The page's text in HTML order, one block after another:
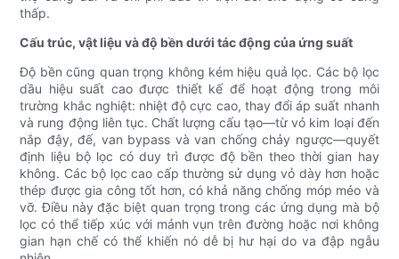
thấp.
Cấu trúc, vật liệu và độ bền dưới tác động của ứng suất
Độ bền cũng quan trọng không kém hiệu quả lọc. Các bộ lọc
dầu hiệu suất cao được thiết kế để hoạt động trong môi
trường khắc nghiệt: nhiệt độ cực cao, thay đổi áp suất nhanh
và rung động liên tục. Chất lượng cấu tạo—từ vỏ kim loại đến
nắp đậy, đế, van bypass và van chống chảy ngược—quyết
định liệu bộ lọc có duy trì được độ bền theo thời gian hay
không. Các bộ lọc cao cấp thường sử dụng vỏ dày hơn hoặc
thép được gia công tốt hơn, có khả năng chống móp méo và
vỡ. Điều này đặc biệt quan trọng trong các ứng dụng mà bộ
lọc có thể tiếp xúc với mảnh vụn trên đường hoặc nơi không
gian hạn chế có thể khiến nó dễ bị hư hại do va đập ngẫu